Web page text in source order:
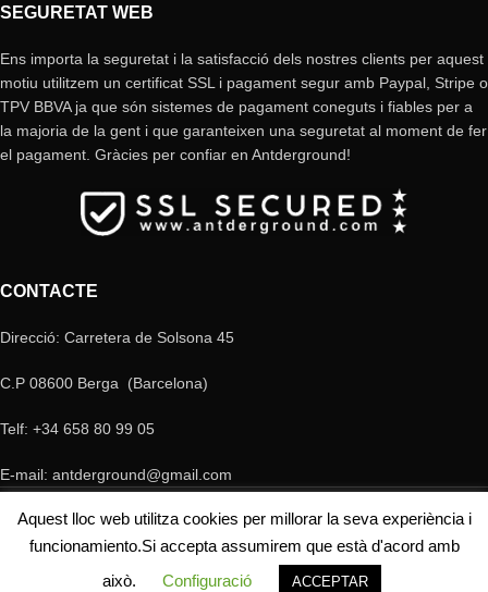
SEGURETAT WEB
Ens importa la seguretat i la satisfacció dels nostres clients per aquest
motiu utilitzem un certificat SSL i pagament segur amb Paypal, Stripe o
TPV BBVA ja que són sistemes de pagament coneguts i fiables per a
la majoria de la gent i que garanteixen una seguretat al moment de fer
el pagament. Gràcies per confiar en Antderground!
CONTACTE
Direcció: Carretera de Solsona 45
C.P 08600 Berga (Barcelona)
Telf: +34 658 80 99 05
E-mail: antderground@gmail.com
Aquest lloc web utilitza cookies per millorar la seva experiència i
funcionamiento.Si accepta assumirem que està d'acord amb
això.
Configuració ACCEPTAR